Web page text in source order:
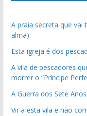
A praia secreta que vai
alma)
Esta igreja é dos
A vila de pescadores
morrer o “Príncipe
A Guerra dos Sete
Vir a esta vila e não